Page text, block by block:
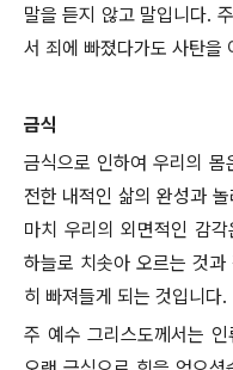
말을 듣지 않고 말입니다.
서 죄에 빠졌다가도 사탄을
금식
금식으로 인하여 우리의
전한 내적인 삶의 완성과
마치 우리의 외면적인 감
하늘로 치솟아 오르는 것
히 빠져들게 되는 것입니다.
주 예수 그리스도께서는